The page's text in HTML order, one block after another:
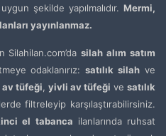
şekilde yapılmalıdır. Mermi,
yayınlanmaz.
Silahilan.com’dasilah alım satım
odaklanırız:satılık silah ve
tüfeği, yivli av tüfeği vesatılık
filtreleyip karşılaştırabilirsiniz.
el tabanca ilanlarında ruhsat